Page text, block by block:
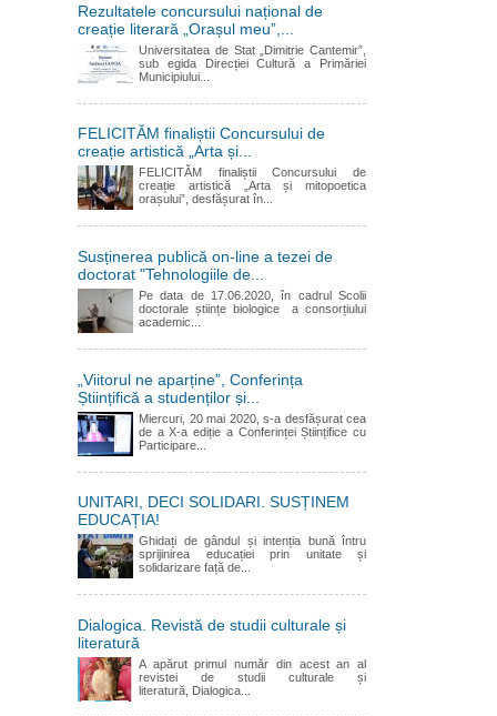
Rezultatele concursului național de
creație literară „Orașul meu”,...
Universitatea de Stat „Dimitrie Cantemir”,
sub egida Direcției Cultură a Primăriei
Municipiului...
FELICITĂM finaliștii Concursului de
creație artistică „Arta și...
FELICITĂM finaliștii Concursului de
creație artistică „Arta și mitopoetica
orașului”, desfășurat în...
Susținerea publică on-line a tezei de
doctorat "Tehnologiile de...
Pe data de 17.06.2020, în cadrul Scolii
doctorale științe biologice a consorțiului
academic...
„Viitorul ne aparține”, Conferința
Științifică a studenților și...
Miercuri, 20 mai 2020, s-a desfășurat cea
de a X-a ediție a Conferinței Științifice cu
Participare...
UNITARI, DECI SOLIDARI. SUSȚINEM
EDUCAȚIA!
Ghidați de gândul și intenția bună întru
sprijinirea educației prin unitate și
solidarizare față de...
Dialogica. Revistă de studii culturale și
literatură
A apărut primul număr din acest an al
revistei de studii culturale și
literatură, Dialogica...